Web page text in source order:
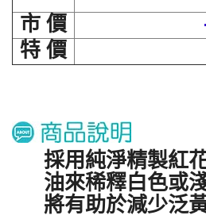
市 價
特 價
採用純淨精製紅
油來稀釋白色或
將有助於減少泛